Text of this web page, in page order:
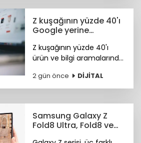
Z kuşağının yüzde 40'ı
Google yerine
yapıyor
Z kuşağının yüzde 40'ı
ürün ve bilgi aramalarında
Araştırma ayrıca
Instagram ve TikTok'un
önde olduğunu öne
çıkardı.
2 gün önce DİJİTAL
Samsung Galaxy Z
Fold8 Ultra, Fold8 ve